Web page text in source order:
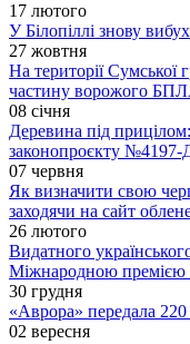
17 лютого
У Білопіллі знову вибух
27 жовтня
На території Сумської
частину ворожого
08 січня
Деревина під
законопроєкту №4197-
07 червня
Як визначити свою
заходячи на сайт
26 лютого
Видатного
Міжнародною
30 грудня
«Аврора» передала
02 вересня